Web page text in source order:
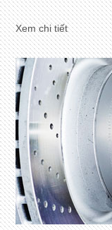
Xem chi tiết